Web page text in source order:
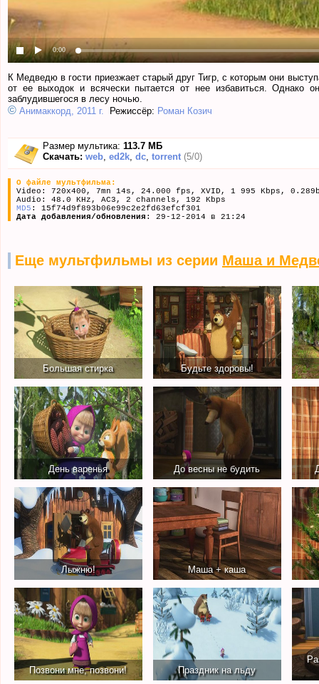
0:00
К Медведю в гости приезжает старый друг Тигр, с которым они
от ее выходок и всячески пытается от нее избавиться.
заблудившегося в лесу ночью.
© Анимаккорд, 2011 г. Режиссёр: Роман Козич
Размер мультика: 113.7 МБ
Скачать: web ed2k dc torrent (5/0)
О файле мультфильма:
Video: 720x400, 7mn 14s, 24.000 fps, XVID, 1 995 Kbps,
Audio: 48.0 KHz, AC3, 2 channels, 192 Kbps
MD5 : 15f74d9f893b06e99c2e2fd63efcf301
Дата добавления/обновления : 29-12-2014 в 21:24
Еще мультфильмы из серии Маша и
Большая стирка Будьте здоровы!
День варенья До весны не будить
Лыжню! Маша + каша
Позвони мне, позвони! Праздник на льду